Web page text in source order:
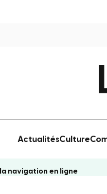
ActualitésCulture
navigation en ligne